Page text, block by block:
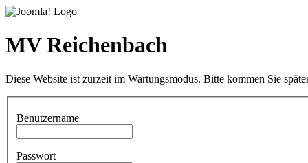
MV Reichenbach
Diese Website ist zurzeit im Wartungsmodus. Bitte kommen Sie
Benutzername
Passwort